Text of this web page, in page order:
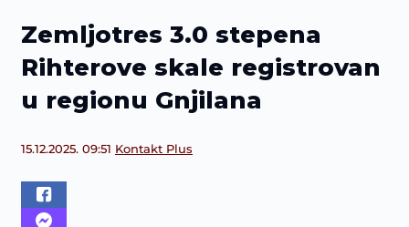
Zemljotres 3.0 stepena
Rihterove skale registrovan
u regionu Gnjilana
15.12.2025. 09:51 Kontakt Plus